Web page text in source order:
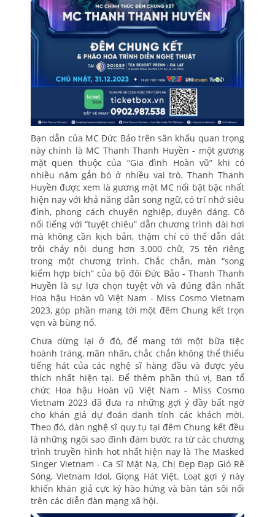
Bạn dẫn của MC Đức Bảo trên sân khấu quan trọng
này chính là MC Thanh Thanh Huyền - một gương
mặt quen thuộc của “Gia đình Hoàn vũ” khi có
nhiều năm gắn bó ở nhiều vai trò. Thanh Thanh
Huyền được xem là gương mặt MC nổi bật bậc nhất
hiện nay với khả năng dẫn song ngữ, có trí nhớ siêu
đỉnh, phong cách chuyên nghiệp, duyên dáng. Cô
nổi tiếng với “tuyệt chiêu” dẫn chương trình dài hơi
mà không cần kịch bản, thậm chí có thể dẫn dắt
trôi chảy nội dung hơn 3.000 chữ, 75 tên riêng
trong một chương trình. Chắc chắn, màn “song
kiếm hợp bích” của bộ đôi Đức Bảo - Thanh Thanh
Huyền là sự lựa chọn tuyệt vời và đúng đắn nhất
Hoa hậu Hoàn vũ Việt Nam - Miss Cosmo Vietnam
2023, góp phần mang tới một đêm Chung kết trọn
vẹn và bùng nổ.
Chưa dừng lại ở đó, để mang tới một bữa tiệc
hoành tráng, mãn nhãn, chắc chắn không thể thiếu
tiếng hát của các nghệ sĩ hàng đầu và được yêu
thích nhất hiện tại. Để thêm phần thú vị, Ban tổ
chức Hoa hậu Hoàn vũ Việt Nam - Miss Cosmo
Vietnam 2023 đã đưa ra những gợi ý đầy bất ngờ
cho khán giả dự đoán danh tính các khách mời.
Theo đó, dàn nghệ sĩ quy tụ tại đêm Chung kết đều
là những ngôi sao đình đám bước ra từ các chương
trình truyền hình hot nhất hiện nay là The Masked
Singer Vietnam - Ca Sĩ Mặt Nạ, Chị Đẹp Đạp Gió Rẽ
Sóng, Vietnam Idol, Giọng Hát Việt. Loạt gợi ý này
khiến khán giả cực kỳ hào hứng và bàn tán sôi nổi
trên các diễn đàn mạng xã hội.